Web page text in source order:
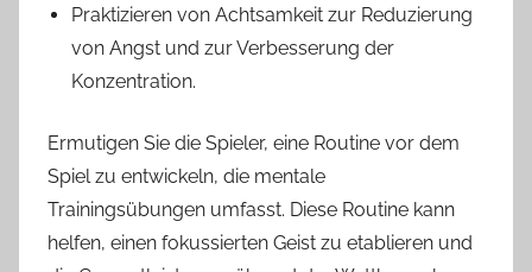
Praktizieren von Achtsamkeit zur Reduzierung
von Angst und zur Verbesserung der
Konzentration.
Ermutigen Sie die Spieler, eine Routine vor dem
Spiel zu entwickeln, die mentale
Trainingsübungen umfasst. Diese Routine kann
helfen, einen fokussierten Geist zu etablieren und